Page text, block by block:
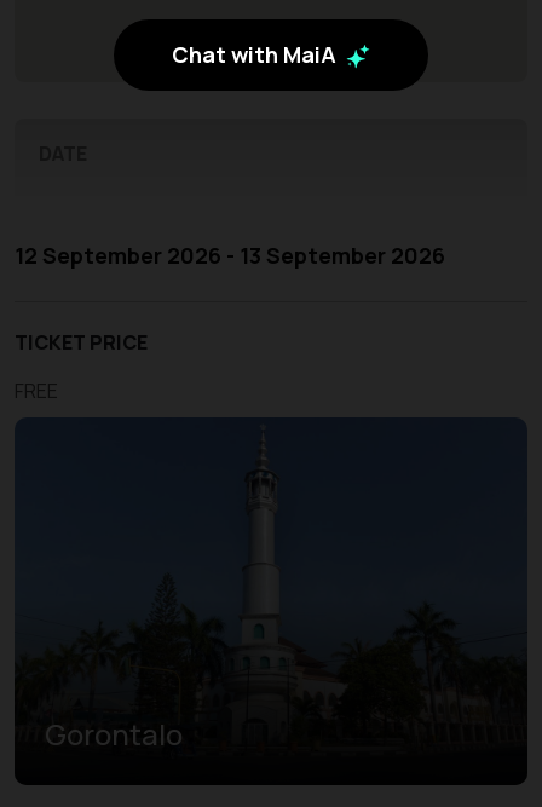
Chat with MaiA
12 September 2026 - 13 September 2026
TICKET PRICE
FREE
Gorontalo